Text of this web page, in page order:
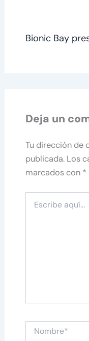
Bionic Bay
Deja un
Tu dirección de
publicada. Los
marcados con *
aquí...
Nombre*